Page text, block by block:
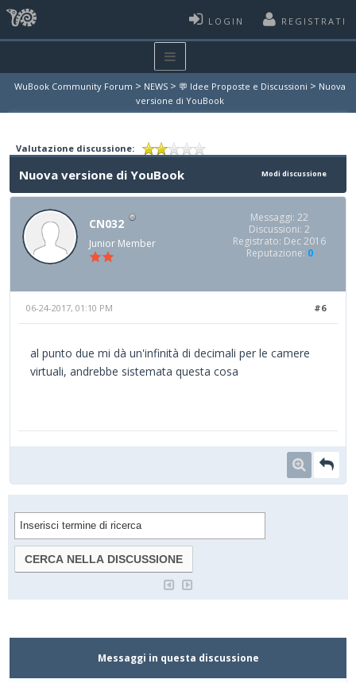
LOGIN REGISTRATI
WuBook Community Forum > NEWS > 💬 Idee Proposte e Discussioni > Nuova
versione di YouBook
Valutazione discussione:
Modi discussione
Nuova versione di YouBook
CN032
Junior Member
Messaggi: 22
Discussioni: 2
Registrato: Dec 2016
Reputazione: 0
#6
06-24-2017, 01:10 PM
al punto due mi dà un'infinità di decimali per le camere
virtuali, andrebbe sistemata questa cosa
Messaggi in questa discussione